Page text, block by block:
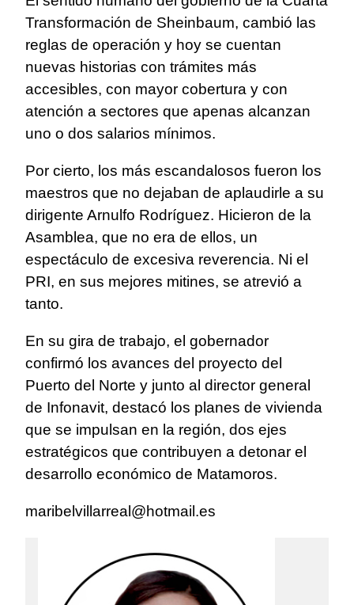
Transformación de Sheinbaum, cambió las
reglas de operación y hoy se cuentan
nuevas historias con trámites más
accesibles, con mayor cobertura y con
atención a sectores que apenas alcanzan
uno o dos salarios mínimos.
Por cierto, los más escandalosos fueron los
maestros que no dejaban de aplaudirle a su
dirigente Arnulfo Rodríguez. Hicieron de la
Asamblea, que no era de ellos, un
espectáculo de excesiva reverencia. Ni el
PRI, en sus mejores mitines, se atrevió a
tanto.
En su gira de trabajo, el gobernador
confirmó los avances del proyecto del
Puerto del Norte y junto al director general
de Infonavit, destacó los planes de vivienda
que se impulsan en la región, dos ejes
estratégicos que contribuyen a detonar el
desarrollo económico de Matamoros.
maribelvillarreal@hotmail.es